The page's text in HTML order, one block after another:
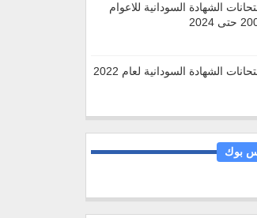
الشهادة السودانية للاعوام
2024
الشهادة السودانية لعام 2022
بوك